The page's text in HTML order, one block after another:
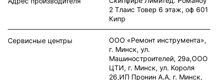
2 Тлаис Товер 6 этаж, оф 601
Кипр
Сервисные центры
ООО «Ремонт инструмента»,
г. Минск, ул.
Машиностроителей, 29а,ООО
ЦТИ, г. Минск, ул. Короля
26,ИП Пронин А.А, г. Минск,